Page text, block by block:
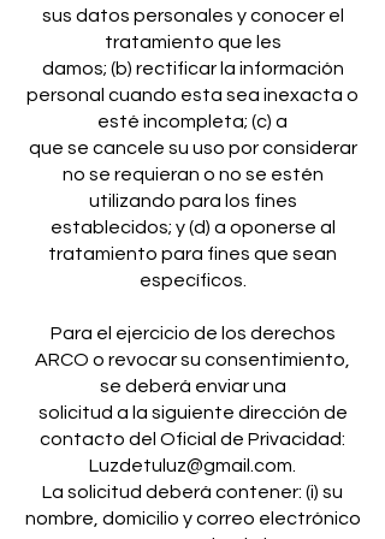
sus datos personales y conocer el
tratamiento que les
damos; (b) rectificar la información
personal cuando esta sea inexacta o
esté incompleta; (c) a
que se cancele su uso por considerar
no se requieran o no se estén
utilizando para los fines
establecidos; y (d) a oponerse al
tratamiento para fines que sean
específicos.
Para el ejercicio de los derechos
ARCO o revocar su consentimiento,
se deberá enviar una
solicitud a la siguiente dirección de
contacto del Oficial de Privacidad:
Luzdetuluz@gmail.com.
La solicitud deberá contener: (i) su
nombre, domicilio y correo electrónico